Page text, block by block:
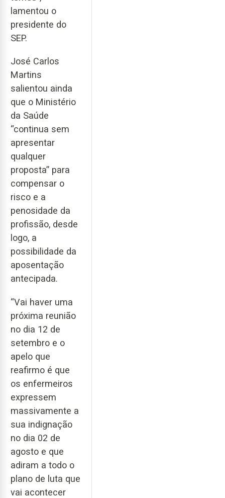
lamentou o
presidente do
SEP.
José Carlos
Martins
salientou ainda
que o Ministério
da Saúde
“continua sem
apresentar
qualquer
proposta” para
compensar o
risco e a
penosidade da
profissão, desde
logo, a
possibilidade da
aposentação
antecipada.
“Vai haver uma
próxima reunião
no dia 12 de
setembro e o
apelo que
reafirmo é que
os enfermeiros
expressem
massivamente a
sua indignação
no dia 02 de
agosto e que
adiram a todo o
plano de luta que
vai acontecer